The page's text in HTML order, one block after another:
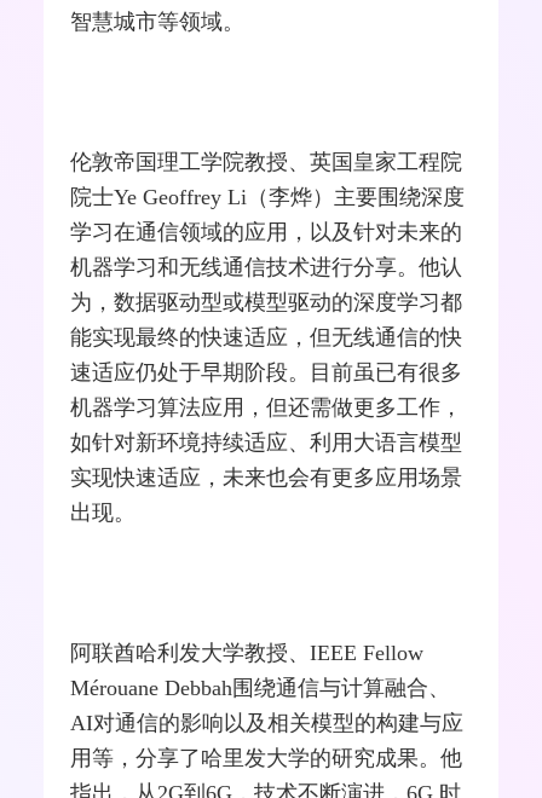
智慧城市等领域。
伦敦帝国理工学院教授、英国皇家工程院
院士Ye Geoffrey Li（李烨）主要围绕深度
学习在通信领域的应用，以及针对未来的
机器学习和无线通信技术进行分享。他认
为，数据驱动型或模型驱动的深度学习都
能实现最终的快速适应，但无线通信的快
速适应仍处于早期阶段。目前虽已有很多
机器学习算法应用，但还需做更多工作，
如针对新环境持续适应、利用大语言模型
实现快速适应，未来也会有更多应用场景
出现。
阿联酋哈利发大学教授、IEEE Fellow
Mérouane Debbah围绕通信与计算融合、
AI对通信的影响以及相关模型的构建与应
用等，分享了哈里发大学的研究成果。他
指出，从2G到6G，技术不断演进，6G 时